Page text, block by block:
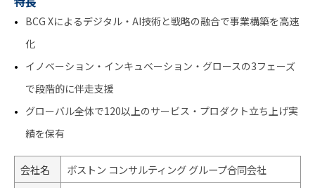
BCG Xによるデジタル・AI技術と戦略の融合で事業構築を高速
化
イノベーション・インキュベーション・グロースの3フェーズ
で段階的に伴走支援
グローバル全体で120以上のサービス・プロダクト立ち上げ実
績を保有
会社名
ボストン コンサルティング グループ合同会社